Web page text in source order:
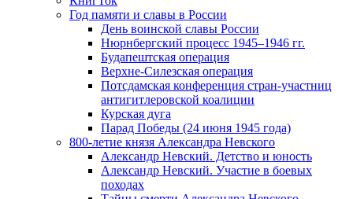
Год памяти и славы в России
День воинской славы России
Нюрнбергский процесс 1945–1946 гг.
Будапештская операция
Верхне-Силезская операция
Потсдамская конференция стран-участниц
антигитлеровской коалиции
Курская дуга
Парад Победы (24 июня 1945 года)
800-летие князя Александра Невского
Александр Невский. Детство и юность
Александр Невский. Участие в боевых
походах